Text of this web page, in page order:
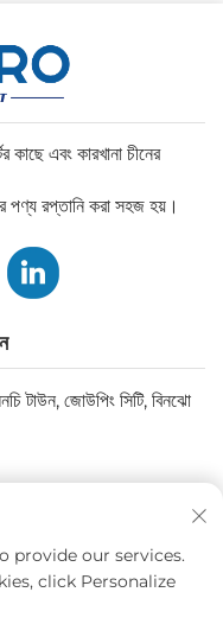
কাছে এবং কারখানা চীনের
পণ্য রপ্তানি করা সহজ হয়।
টাউন, জোউপিং সিটি, বিনঝো
provide our services.
click Personalize